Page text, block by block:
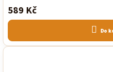
589 Kč
Do